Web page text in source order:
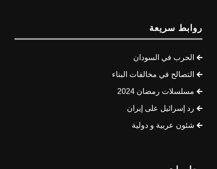
روابط سريعة
الحرب في السودان
التصالح في مخالفات البناء
مسلسلات رمضان 2024
رد إسرائيل على إيران
شئون عربية و دولية